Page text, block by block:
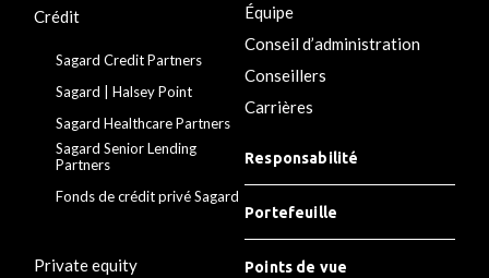
Crédit
Sagard Credit Partners
Sagard | Halsey Point
Sagard Healthcare Partners
Sagard Senior Lending
Partners
Fonds de crédit privé Sagard
Private equity
Équipe
Conseil d’administration
Conseillers
Carrières
Responsabilité
Portefeuille
Points de vue